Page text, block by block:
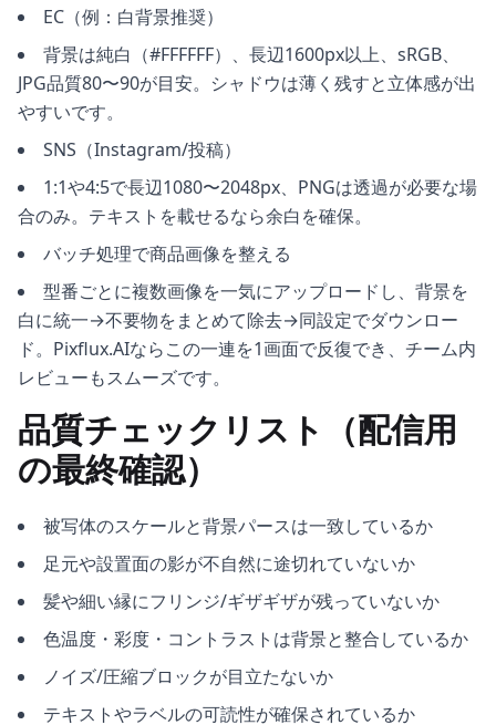
EC（例：白背景推奨）
背景は純白（#FFFFFF）、長辺1600px以上、sRGB、
JPG品質80〜90が目安。シャドウは薄く残すと立体感が出
やすいです。
SNS（Instagram/投稿）
1:1や4:5で長辺1080〜2048px、PNGは透過が必要な場
合のみ。テキストを載せるなら余白を確保。
バッチ処理で商品画像を整える
型番ごとに複数画像を一気にアップロードし、背景を
白に統一→不要物をまとめて除去→同設定でダウンロー
ド。Pixflux.AIならこの一連を1画面で反復でき、チーム内
レビューもスムーズです。
品質チェックリスト（配信用
の最終確認）
被写体のスケールと背景パースは一致しているか
足元や設置面の影が不自然に途切れていないか
髪や細い縁にフリンジ/ギザギザが残っていないか
色温度・彩度・コントラストは背景と整合しているか
ノイズ/圧縮ブロックが目立たないか
テキストやラベルの可読性が確保されているか